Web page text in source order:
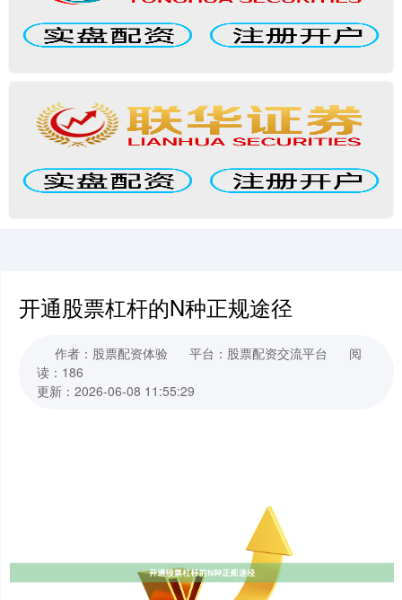
开通股票杠杆的N种正规途径
作者：股票配资体验 平台：股票配资交流平台
阅
读：186
更新：2026-06-08 11:55:29